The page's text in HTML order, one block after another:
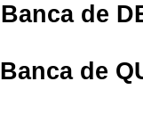
Banca de
Banca de